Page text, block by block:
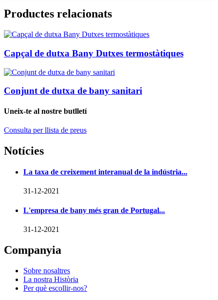
Productes relacionats
Capçal de dutxa Bany Dutxes termostàtiques
Conjunt de dutxa de bany sanitari
Uneix-te al nostre butlletí
Consulta per llista de preus
Notícies
La taxa de creixement interanual de la indústria...
31-12-2021
L'empresa de bany més gran de Portugal...
31-12-2021
Companyia
Sobre nosaltres
La nostra Història
Per què escollir-nos?